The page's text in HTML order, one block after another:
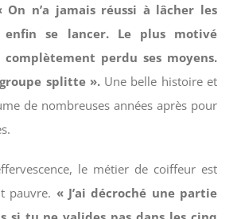
On n’a jamais réussi à lâcher les
enfin se lancer. Le plus motivé
complètement perdu ses moyens.
splitte ».Une belle histoire et
de nombreuses années après pour
le métier de coiffeur est
pauvre. « J’ai décroché une partie